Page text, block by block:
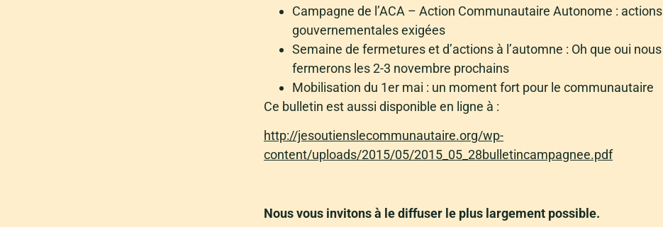
Campagne de l’ACA – Action Communautaire Autonome : actions
gouvernementales exigées
Semaine de fermetures et d’actions à l’automne : Oh que oui nous
fermerons les 2-3 novembre prochains
Mobilisation du 1er mai : un moment fort pour le communautaire
Ce bulletin est aussi disponible en ligne à :
http://jesoutienslecommunautaire.org/wp-
content/uploads/2015/05/2015_05_28bulletincampagnee.pdf
Nous vous invitons à le diffuser le plus largement possible.